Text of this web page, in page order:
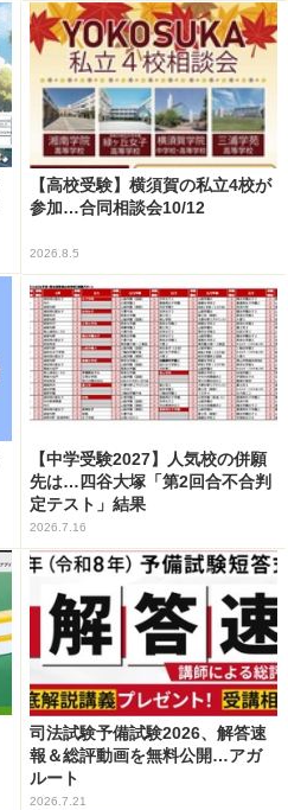
【高校受験】横須賀の私立4校が
参加…合同相談会10/12
2026.8.5
【中学受験2027】人気校の併願
先は…四谷大塚「第2回合不合判
定テスト」結果
2026.7.16
司法試験予備試験2026、解答速
報＆総評動画を無料公開…アガ
ルート
2026.7.21